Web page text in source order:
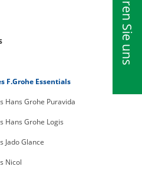
F.Grohe Essentials
Hans Grohe Puravida
Hans Grohe Logis
Jado Glance
Nicol